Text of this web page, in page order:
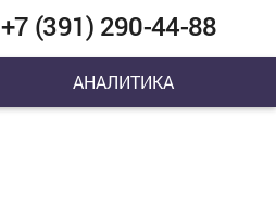
+7 (391) 290-44-88
АНАЛИТИКА